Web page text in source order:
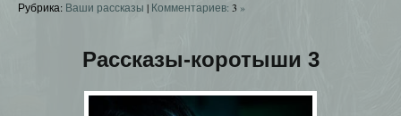
Рубрика: Ваши рассказы | Комментариев: 3 »
Рассказы-коротыши 3